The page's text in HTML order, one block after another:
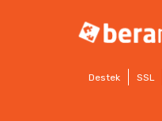
Destek SSL